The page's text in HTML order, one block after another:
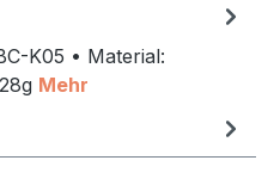
K05 • Material:
Mehr